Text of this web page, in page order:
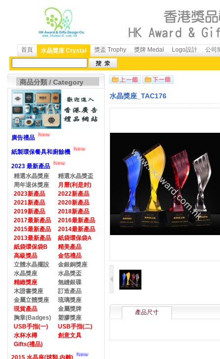
首頁 水晶獎座 Crystal 獎盃 Trophy 獎牌 Medal Logo設計 公司
商品分類 / Category
廣告禮品 New
紙製環保餐具和廚餘機 New
2023 最新產品
New
精選水晶獎座
精選水晶獎盃
周年退休獎座
月曆(利是封)
2023新產品
2022新產品
2021新產品
2020新產品
2019新產品
2018新產品
2017最新產品
2016最新產品
2015最新產品
2014最新產品
2013最新產品
紙袋環保袋A
紙袋環保袋B
精美產品
高級獎品
金箔禮品
立體水晶擺設
金銀銅獎座
水晶獎座
水晶獎盃
精緻獎座
無縫銀碟
木證書獎座
訂造產品
金屬立體獎座
琉璃獎座
現貨產品
金屬獎牌
胸章(Badges)
塑膠獎座
USB手指(一)
USB手指(二)
水杯水樽
創意文具
Gifts(禮品)
2015 水晶座(球類,內雕)
New
水晶獎座_TAC176
產品尺寸